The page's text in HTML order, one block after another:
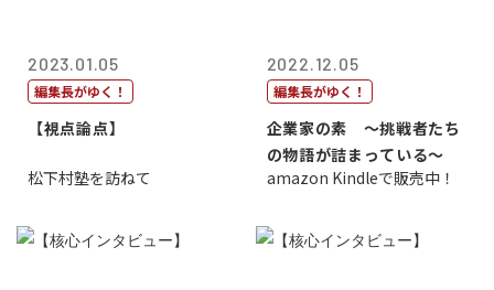
2023.01.05
編集長がゆく！
【視点論点】
松下村塾を訪ねて
2022.12.05
編集長がゆく！
企業家の素 〜挑戦者たち
の物語が詰まっている〜
amazon Kindleで販売中！